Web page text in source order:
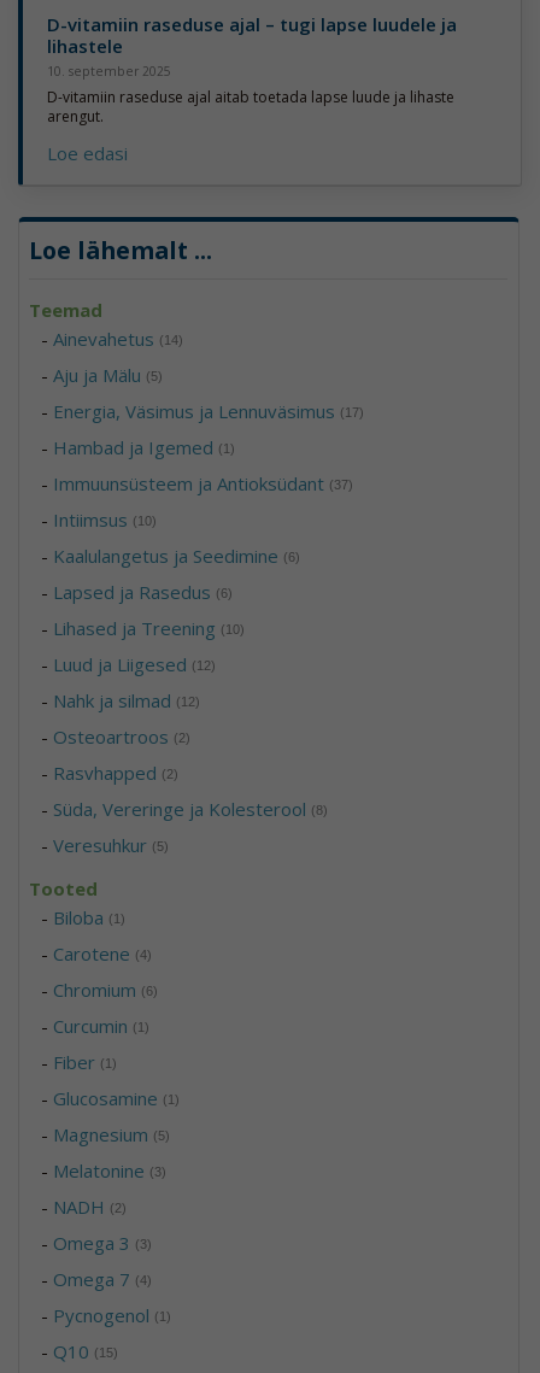
D-vitamiin raseduse ajal – tugi lapse luudele ja
lihastele
10. september 2025
D-vitamiin raseduse ajal aitab toetada lapse luude ja lihaste
arengut.
Loe edasi
Loe lähemalt ...
Teemad
-Ainevahetus (14)
-Aju ja Mälu (5)
- Energia, Väsimus ja Lennuväsimus (17)
- Hambad ja Igemed (1)
- Immuunsüsteem ja Antioksüdant (37)
- Intiimsus (10)
- Kaalulangetus ja Seedimine (6)
- Lapsed ja Rasedus (6)
- Lihased ja Treening (10)
- Luud ja Liigesed (12)
- Nahk ja silmad (12)
- Osteoartroos (2)
- Rasvhapped (2)
- Süda, Vereringe ja Kolesterool (8)
-Veresuhkur (5)
Tooted
- Biloba (1)
- Carotene (4)
- Chromium (6)
- Curcumin (1)
- Fiber (1)
- Glucosamine (1)
- Magnesium (5)
- Melatonine (3)
- NADH (2)
- Omega 3 (3)
- Omega 7 (4)
- Pycnogenol (1)
- Q10 (15)